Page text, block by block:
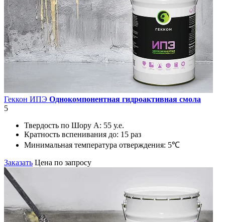
Геккон ИПЭ Однокомпонентная гидроактивная смола
5
Твердость по Шору А: 55 у.е.
Кратность вспенивания до: 15 раз
Минимальная температура отверждения: 5℃
Заказать Цена по запросу